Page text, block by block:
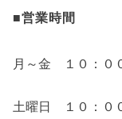
■営業時間
月～金 １０：０
土曜日 １０：０